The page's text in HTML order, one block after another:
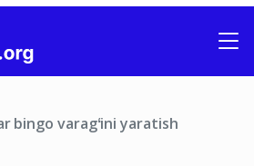
bingo varagʻini yaratish